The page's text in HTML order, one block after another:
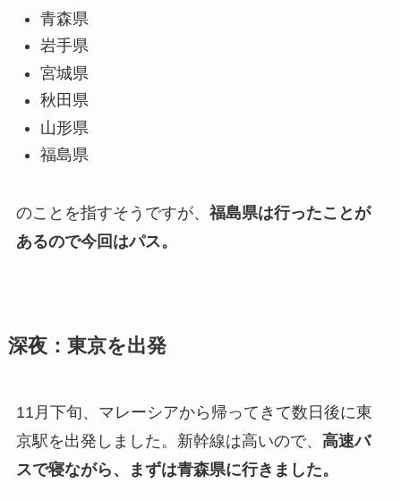
青森県
岩手県
宮城県
秋田県
山形県
福島県
のことを指すそうですが、 福島県は行ったことが
あるので今回はパス。
深夜：東京を出発
11月下旬、マレーシアから帰ってきて数日後に東
京駅を出発しました。新幹線は高いので、 高速バ
スで寝ながら、まずは青森県に行きました。